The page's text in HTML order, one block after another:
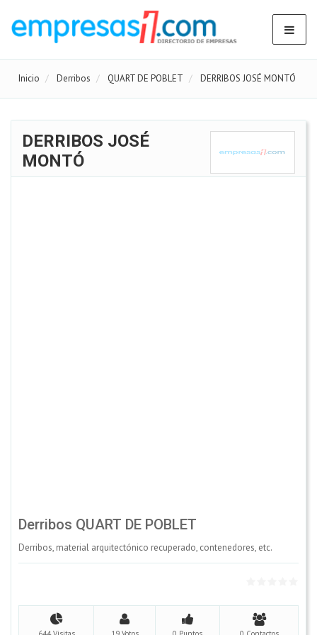
Inicio Derribos QUART DE POBLET DERRIBOS JOSÉ MONTÓ
DERRIBOS JOSÉ
MONTÓ
Derribos QUART DE POBLET
Derribos, material arquitectónico recuperado, contenedores, etc.